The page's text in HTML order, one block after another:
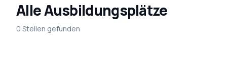
Alle Ausbildungsplätze
0 Stellen gefunden